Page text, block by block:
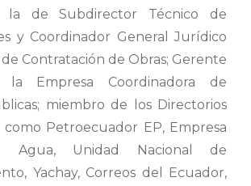
la de Subdirector Técnico de
y Coordinador General Jurídico
Contratación de Obras; Gerente
la Empresa Coordinadora de
miembro de los Directorios
Petroecuador EP, Empresa
Agua, Unidad Nacional de
Yachay, Correos del Ecuador,